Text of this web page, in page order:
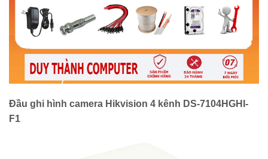
Đầu ghi hình camera Hikvision 4 kênh DS-7104HGHI-
F1